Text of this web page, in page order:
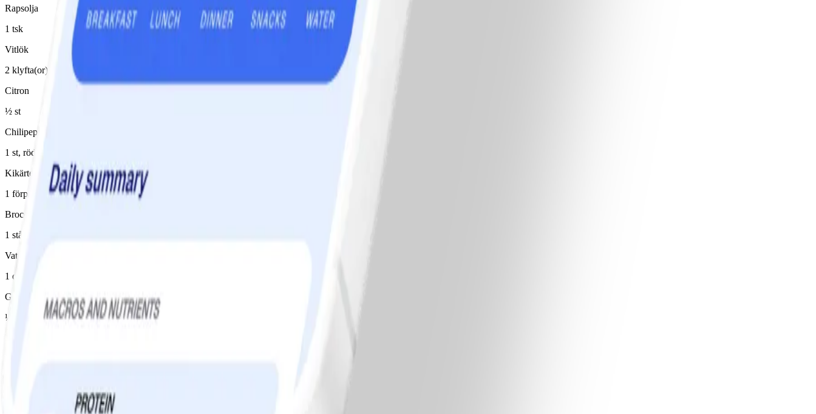
Rapsolja
1 tsk
Vitlök
2 klyfta(or)
Citron
½ st
Chilipeppar
1 st, röd/röda
Kikärter, konserv
1 förp, avrunnen/avrunnet
Broccoli
1 stånd
Vatten
1 dl
Grönsaksbuljongtärning
½ st